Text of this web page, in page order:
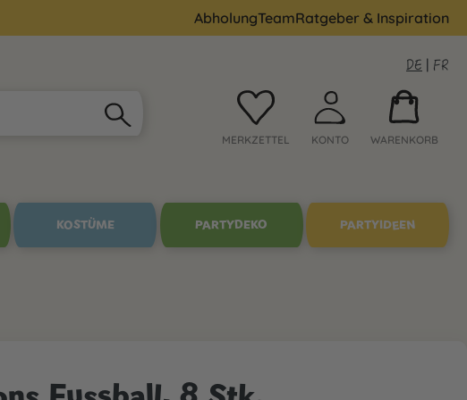
AbholungTeamRatgeber & Inspiration
DE | FR
MERKZETTEL KONTO WARENKORB
KOSTÜME PARTYDEKO PARTYIDEEN